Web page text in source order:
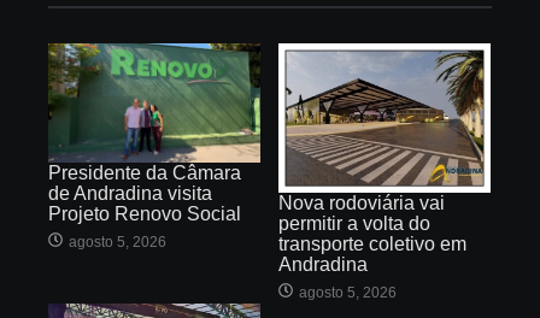
Presidente da Câmara
de Andradina visita
Projeto Renovo Social
agosto 5, 2026
Nova rodoviária vai
permitir a volta do
transporte coletivo em
Andradina
agosto 5, 2026